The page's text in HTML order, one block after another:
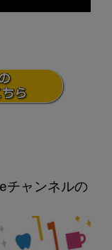
チャンネルの